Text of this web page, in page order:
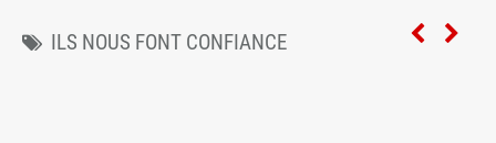
ILS NOUS FONT CONFIANCE